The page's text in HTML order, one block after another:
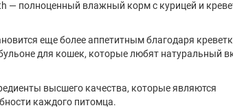
— полноценный влажный корм с курицей и
еще более аппетитным благодаря
для кошек, которые любят натуральный
высшего качества, которые являются
каждого питомца.